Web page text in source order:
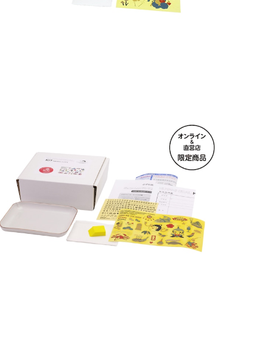
オンライン＆直営店限定 クタニシール・キット 長角
皿
¥6,270